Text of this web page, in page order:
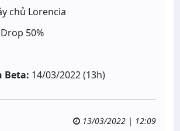
chủ Lorencia
50%
Beta: 14/03/2022 (13h)
13/03/2022 | 12:09